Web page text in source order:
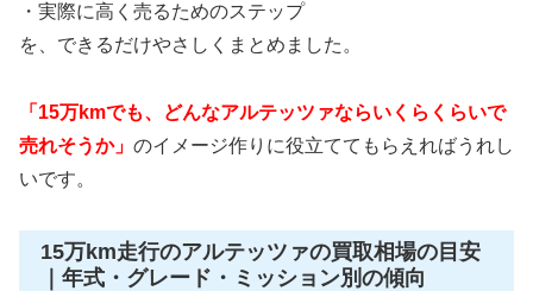
・実際に高く売るためのステップ
を、できるだけやさしくまとめました。
「15万kmでも、どんなアルテッツァならいくらくらいで
売れそうか」 のイメージ作りに役立ててもらえればうれし
いです。
15万km走行のアルテッツァの買取相場の目安
｜年式・グレード・ミッション別の傾向